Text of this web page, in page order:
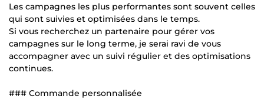
Les campagnes les plus performantes sont souvent celles
qui sont suivies et optimisées dans le temps.
Si vous recherchez un partenaire pour gérer vos
campagnes sur le long terme, je serai ravi de vous
accompagner avec un suivi régulier et des optimisations
continues.
### Commande personnalisée